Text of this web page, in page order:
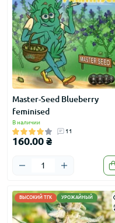
Master-Seed Blueberry
feminised
В наличии
11
160.00 ₴
ВЫСОКИЙ ТГК УРОЖАЙНЫЙ